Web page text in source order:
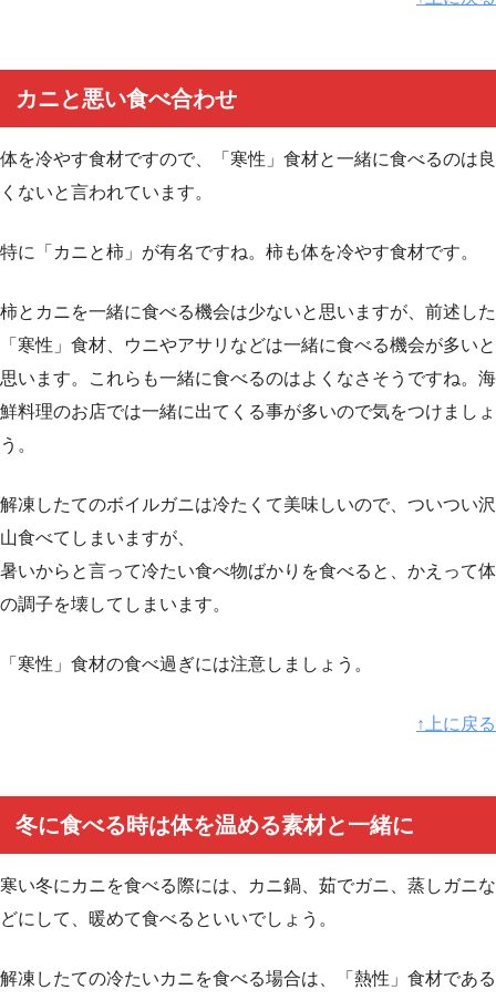
カニと悪い食べ合わせ
体を冷やす食材ですので、「寒性」食材と一緒に食べるのは良
くないと言われています。
特に「カニと柿」が有名ですね。柿も体を冷やす食材です。
柿とカニを一緒に食べる機会は少ないと思いますが、前述した
「寒性」食材、ウニやアサリなどは一緒に食べる機会が多いと
思います。これらも一緒に食べるのはよくなさそうですね。海
鮮料理のお店では一緒に出てくる事が多いので気をつけましょ
う。
解凍したてのボイルガニは冷たくて美味しいので、ついつい沢
山食べてしまいますが、
暑いからと言って冷たい食べ物ばかりを食べると、かえって体
の調子を壊してしまいます。
「寒性」食材の食べ過ぎには注意しましょう。
↑上に戻る
冬に食べる時は体を温める素材と一緒に
寒い冬にカニを食べる際には、カニ鍋、茹でガニ、蒸しガニな
どにして、暖めて食べるといいでしょう。
解凍したての冷たいカニを食べる場合は、「熱性」食材である